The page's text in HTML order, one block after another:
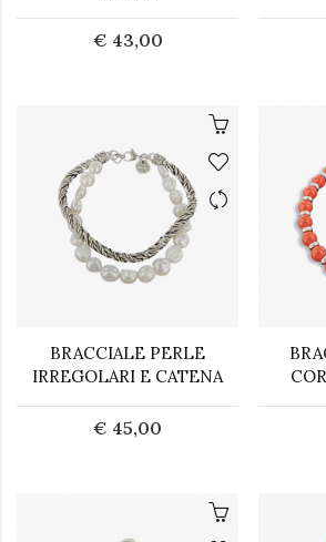
€ 43,00
BRACCIALE PERLE
IRREGOLARI E CATENA
€ 45,00